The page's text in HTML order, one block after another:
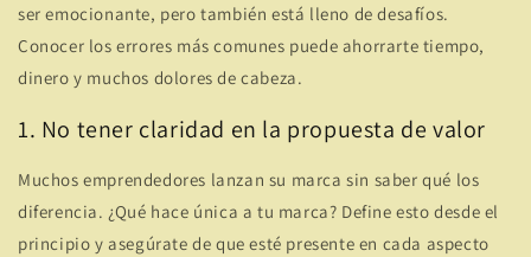
ser emocionante, pero también está lleno de desafíos.
Conocer los errores más comunes puede ahorrarte tiempo,
dinero y muchos dolores de cabeza.
1. No tener claridad en la propuesta de valor
Muchos emprendedores lanzan su marca sin saber qué los
diferencia. ¿Qué hace única a tu marca? Define esto desde el
principio y asegúrate de que esté presente en cada aspecto